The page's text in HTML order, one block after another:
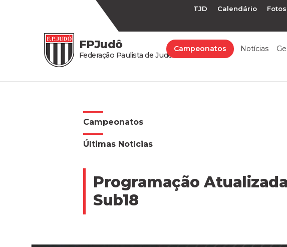
TJD Calendário Fotos
FPJudô
Federação Paulista de Judô
Campeonatos Notícias
Campeonatos
Últimas Notícias
Programação
Sub18